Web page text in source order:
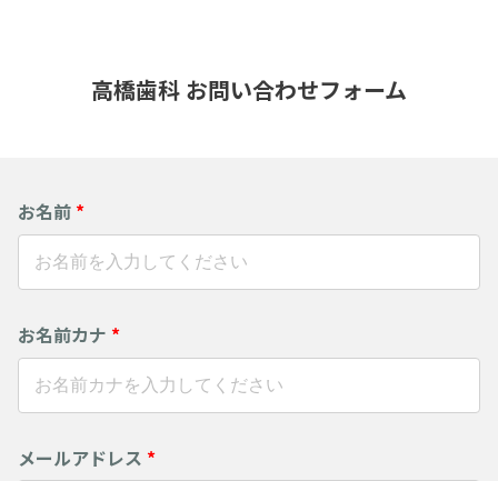
高橋歯科 お問い合わせフォーム
お名前 *
お名前カナ *
メールアドレス *